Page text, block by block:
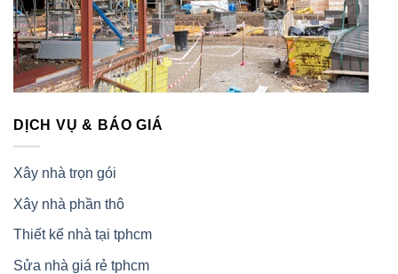
DỊCH VỤ & BÁO GIÁ
Xây nhà trọn gói
Xây nhà phần thô
Thiết kế nhà tại tphcm
Sửa nhà giá rẻ tphcm